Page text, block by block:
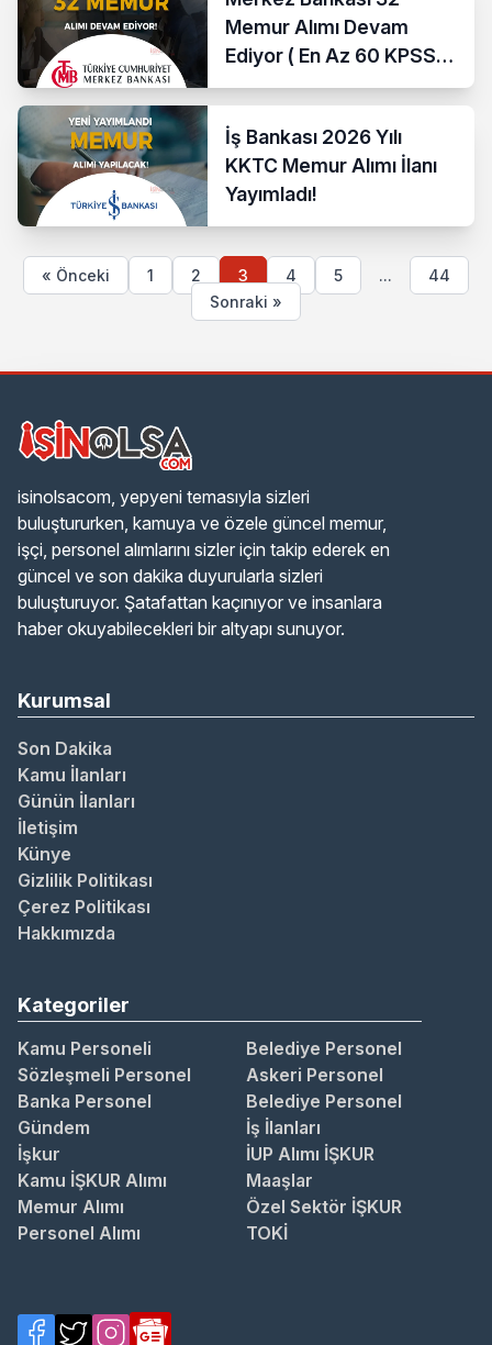
Memur Alımı Devam
Ediyor ( En Az 60 KPSS
İle )
İş Bankası 2026 Yılı
KKTC Memur Alımı İlanı
Yayımladı!
« Önceki 1 2 3 4 5 ...
44
Sonraki »
isinolsacom, yepyeni temasıyla sizleri
buluştururken, kamuya ve özele güncel memur,
işçi, personel alımlarını sizler için takip ederek en
güncel ve son dakika duyurularla sizleri
buluşturuyor. Şatafattan kaçınıyor ve insanlara
haber okuyabilecekleri bir altyapı sunuyor.
Kurumsal
Son Dakika
Kamu İlanları
Günün İlanları
İletişim
Künye
Gizlilik Politikası
Çerez Politikası
Hakkımızda
Kategoriler
Kamu Personeli
Belediye Personel
Sözleşmeli Personel
Askeri Personel
Banka Personel
Belediye Personel
Gündem
İş İlanları
İşkur
İUP Alımı İŞKUR
Kamu İŞKUR Alımı
Maaşlar
Memur Alımı
Özel Sektör İŞKUR
Personel Alımı
TOKİ